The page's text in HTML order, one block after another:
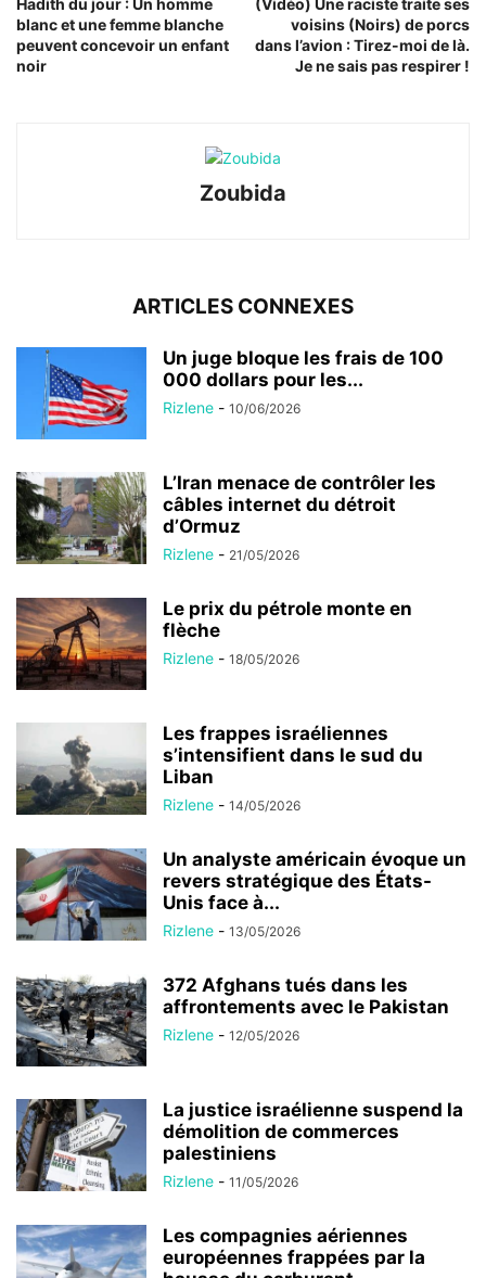
Hadith du jour : Un homme
blanc et une femme blanche
peuvent concevoir un enfant
noir
(Vidéo) Une raciste traite ses
voisins (Noirs) de porcs
dans l’avion : Tirez-moi de là.
Je ne sais pas respirer !
Zoubida
ARTICLES CONNEXES
Un juge bloque les frais de 100
000 dollars pour les...
Rizlene - 10/06/2026
L’Iran menace de contrôler les
câbles internet du détroit
d’Ormuz
Rizlene - 21/05/2026
Le prix du pétrole monte en
flèche
Rizlene - 18/05/2026
Les frappes israéliennes
s’intensifient dans le sud du
Liban
Rizlene - 14/05/2026
Un analyste américain évoque un
revers stratégique des États-
Unis face à...
Rizlene - 13/05/2026
372 Afghans tués dans les
affrontements avec le Pakistan
Rizlene - 12/05/2026
La justice israélienne suspend la
démolition de commerces
palestiniens
Rizlene - 11/05/2026
Les compagnies aériennes
européennes frappées par la